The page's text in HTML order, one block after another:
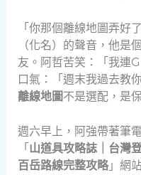
「你那個離線地圖弄好
（化名）的聲音，他是
友。阿哲苦笑：「我連
口氣：「週末我過去教
離線地圖不是選配，是
週六早上，阿強帶著筆
「 山道具攻略誌｜台灣
百岳路線完整攻略」網